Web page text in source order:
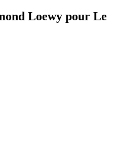
Loewy pour Le